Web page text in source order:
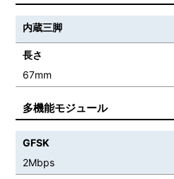
内蔵三脚
長さ
67mm
多機能モジュール
GFSK
2Mbps